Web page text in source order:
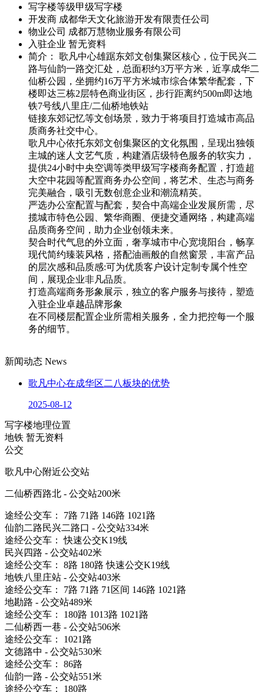
写字楼等级甲级写字楼
开发商 成都华天文化旅游开发有限责任公司
物业公司 成都万慧物业服务有限公司
入驻企业 暂无资料
简介： 歌凡中心雄踞东郊文创集聚区核心，位于民兴二
路与仙韵一路交汇处，总面积约3万平方米，近享成华二
仙桥公园，坐拥约16万平方米城市综合体繁华配套，下
楼即达三栋2层特色商业街区，步行距离约500m即达地
铁7号线八里庄/二仙桥地铁站
链接东郊记忆等文创场景，致力于将项目打造城市高品
质商务社交中心。
歌凡中心依托东郊文创集聚区的文化氛围，呈现出独领
主城的迷人文艺气质，构建酒店级特色服务的软实力，
提供24小时中央空调等类甲级写字楼商务配置，打造超
大空中花园等配置商务办公空间，将艺术、生态与商务
完美融合，吸引无数创意企业和潮流精英。
严选办公室配置与配套，契合中高端企业发展所需，尽
揽城市特色公园、繁华商圈、便捷交通网络，构建高端
品质商务空间，助力企业创领未来。
契合时代气息的外立面，奢享城市中心宽境阳台，畅享
现代简约臻装风格，搭配油画般的自然窗景，丰富产品
的层次感和品质感:可为优质客户设计定制专属个性空
间，展现企业非凡品质。
打造高端商务形象展示，独立的客户服务与接待，塑造
入驻企业卓越品牌形象
在不同楼层配置企业所需相关服务，全力把控每一个服
务的细节。
新闻动态 News
歌凡中心在成华区二八板块的优势
2025-08-12
写字楼地理位置
地铁 暂无资料
公交
歌凡中心附近公交站
二仙桥西路北 - 公交站200米
途经公交车： 7路 71路 146路 1021路
仙韵二路民兴二路口 - 公交站334米
途经公交车： 快速公交K19线
民兴四路 - 公交站402米
途经公交车： 8路 180路 快速公交K19线
地铁八里庄站 - 公交站403米
途经公交车： 7路 71路 71区间 146路 1021路
地勘路 - 公交站489米
途经公交车： 180路 1013路 1021路
二仙桥西一巷 - 公交站506米
途经公交车： 1021路
文德路中 - 公交站530米
途经公交车： 86路
仙韵一路 - 公交站551米
途经公交车： 180路